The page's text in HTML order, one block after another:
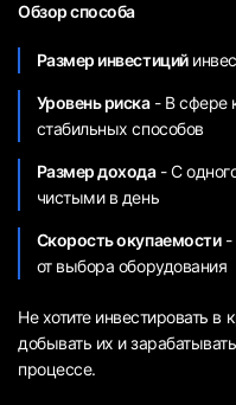
Обзор способа
Размер инвестиций
Уровень риска- В сфере
стабильных способов
Размер дохода- С
чистыми в день
Скорость окупаемости-
от выбора оборудования
Не хотите инвестировать
добывать их и
процессе.